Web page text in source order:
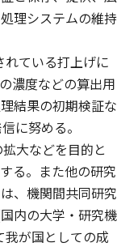
理システムの維持
れている打上げに
濃度などの算出用
結果の初期検証な
に努める。
大などを目的と
る。また他の研究
、機関間共同研究
内の大学・研究機
が国としての成